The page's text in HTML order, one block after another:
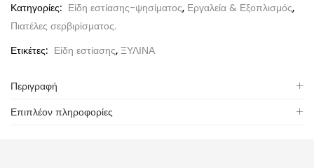
Κατηγορίες: Είδη εστίασης-ψησίματος, Εργαλεία & Εξοπλισμός,
Πιατέλες σερβιρίσματος.
Ετικέτες: Είδη εστίασης, ΞΥΛΙΝΑ
Περιγραφή
Επιπλέον πληροφορίες